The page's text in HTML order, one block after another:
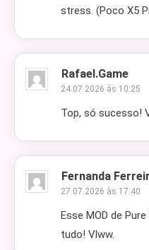
stress. (Poco X5
Rafael.game
24.07.2026 às 10:25
Top, só sucesso!
Fernanda
27.07.2026 às 17:40
Esse MOD de
tudo! Vlww.